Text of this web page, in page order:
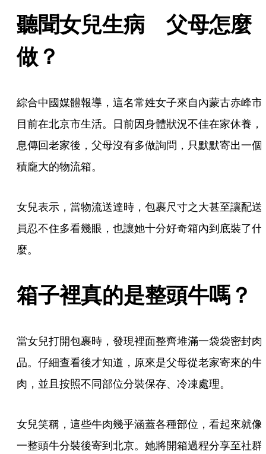
聽聞女兒生病　父母怎麼
做？
綜合中國媒體報導，這名常姓女子來自內蒙古赤峰市
目前在北京市生活。日前因身體狀況不佳在家休養，
息傳回老家後，父母沒有多做詢問，只默默寄出一個
積龐大的物流箱。
女兒表示，當物流送達時，包裹尺寸之大甚至讓配送
員忍不住多看幾眼，也讓她十分好奇箱內到底裝了什
麼。
箱子裡真的是整頭牛嗎？
當女兒打開包裹時，發現裡面整齊堆滿一袋袋密封肉
品。仔細查看後才知道，原來是父母從老家寄來的牛
肉，並且按照不同部位分裝保存、冷凍處理。
女兒笑稱，這些牛肉幾乎涵蓋各種部位，看起來就像
一整頭牛分裝後寄到北京。她將開箱過程分享至社群